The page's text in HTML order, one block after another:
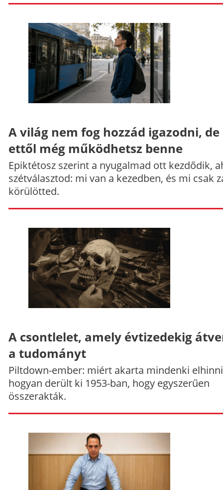
A világ nem fog hozzád igazodni, de
ettől még működhetsz benne
Epiktétosz szerint a nyugalmad ott kezdődik,
szétválasztod: mi van a kezedben, és mi csak
körülötted.
A csontlelet, amely évtizedekig
a tudományt
Piltdown-ember: miért akarta mindenki
hogyan derült ki 1953-ban, hogy egyszerűen
összerakták.